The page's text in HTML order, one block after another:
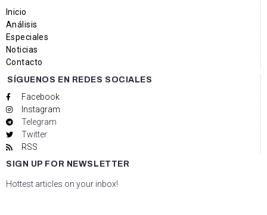
Inicio
Análisis
Especiales
Noticias
Contacto
SÍGUENOS EN REDES SOCIALES
Facebook
Instagram
Telegram
Twitter
RSS
SIGN UP FOR NEWSLETTER
Hottest articles on your inbox!